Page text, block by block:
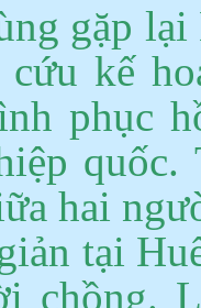
gặp
cứu kế
phục
quốc.
hai
tại
chồng.